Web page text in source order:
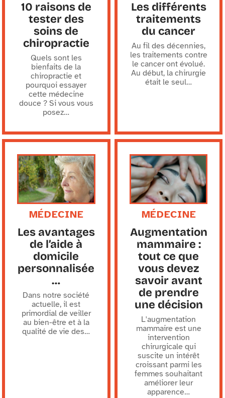
10 raisons de
tester des
soins de
chiropractie
Quels sont les
bienfaits de la
chiropractie et
pourquoi essayer
cette médecine
douce ? Si vous vous
posez…
Les différents
traitements
du cancer
Au fil des décennies,
les traitements contre
le cancer ont évolué.
Au début, la chirurgie
était le seul…
MÉDECINE
Les avantages
de l’aide à
domicile
personnalisée
…
Dans notre société
actuelle, il est
primordial de veiller
au bien-être et à la
qualité de vie des…
MÉDECINE
Augmentation
mammaire :
tout ce que
vous devez
savoir avant
de prendre
une décision
L'augmentation
mammaire est une
intervention
chirurgicale qui
suscite un intérêt
croissant parmi les
femmes souhaitant
améliorer leur
apparence…